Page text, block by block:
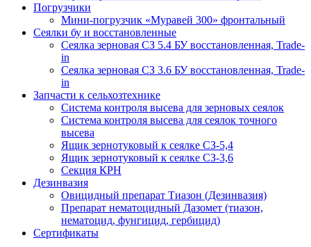
Погрузчики
Мини-погрузчик «Муравей 300» фронтальный
Сеялки бу и восстановленные
Сеялка зерновая СЗ 5.4 БУ восстановленная, Trade-
in
Сеялка зерновая СЗ 3.6 БУ восстановленная, Trade-
in
Запчасти к сельхозтехнике
Система контроля высева для зерновых сеялок
Система контроля высева для сеялок точного
высева
Ящик зернотуковый к сеялке СЗ-5,4
Ящик зернотуковый к сеялке СЗ-3,6
Секция КРН
Дезинвазия
Овицидный препарат Тиазон (Дезинвазия)
Препарат нематоцидный Дазомет (тиазон,
нематоцид, фунгицид, гербицид)
Сертификаты